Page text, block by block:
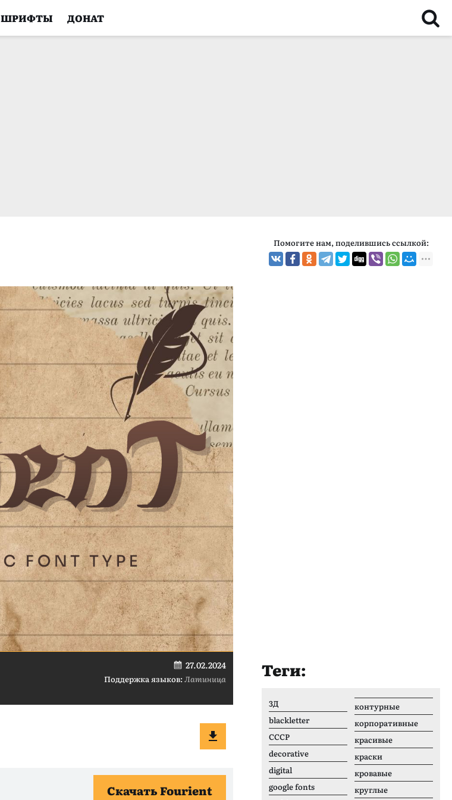
ШРИФТЫ ДОНАТ
Помогите нам, поделившись ссылкой:
27.02.2024
Поддержка языков:Латиница
Скачать Fourient
Теги:
3Д
blackletter
CCCР
decorative
digital
google fonts
контурные
корпоративные
красивые
краски
кровавые
круглые